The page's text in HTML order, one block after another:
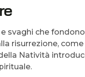
svaghi che
risurrezione,
Natività